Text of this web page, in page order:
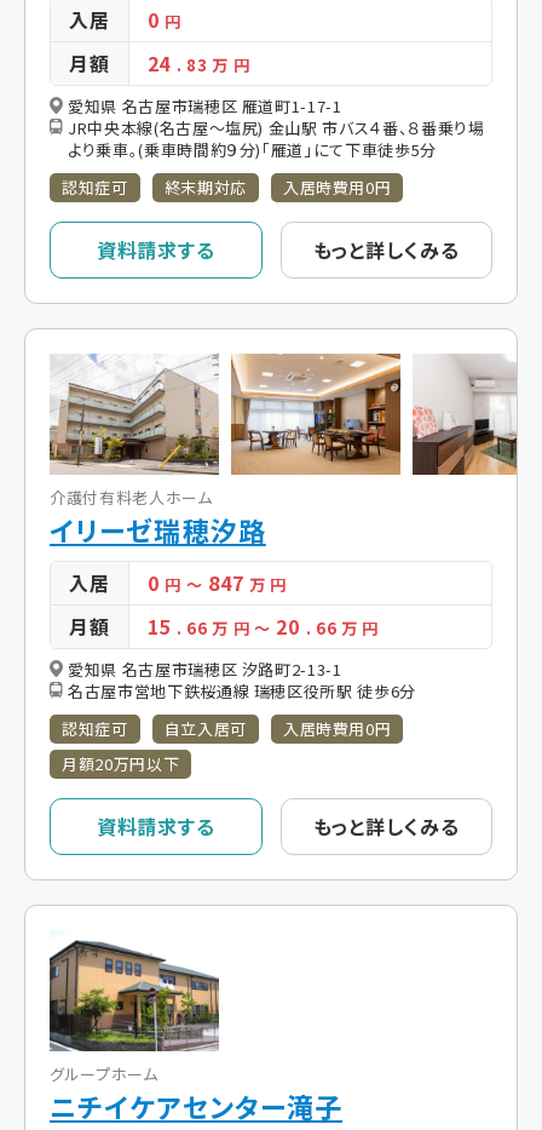
入居 0 円
月額 24 . 83万 円
愛知県 名古屋市瑞穂区 雁道町1-17-1
JR中央本線(名古屋～塩尻) 金山駅 市バス４番、８番乗り場
より乗車。(乗車時間約９分)「雁道」にて下車徒歩5分
認知症可
終末期対応 入居時費用0円
資料請求する もっと詳しくみる
介護付有料老人ホーム
イリーゼ瑞穂汐路
入居 0 円 ～ 847万 円
月額 15 . 66万 円 ～ 20 . 66 万 円
愛知県 名古屋市瑞穂区 汐路町2-13-1
名古屋市営地下鉄桜通線 瑞穂区役所駅 徒歩6分
認知症可
自立入居可
入居時費用0円
月額20万円以下
資料請求する もっと詳しくみる
グループホーム
ニチイケアセンター滝子